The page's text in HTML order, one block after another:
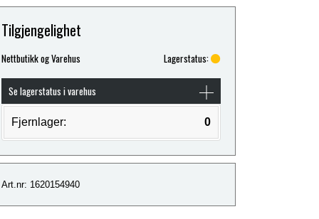
Tilgjengelighet
Nettbutikk og Varehus Lagerstatus:
Se lagerstatus i varehus
Fjernlager: 0
Art.nr: 1620154940